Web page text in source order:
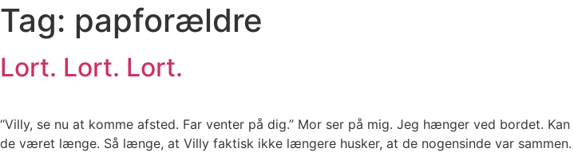
Tag: papforældre
Lort. Lort. Lort.
“Villy, se nu at komme afsted. Far venter på dig.” Mor ser på mig. Jeg hænger ved bordet.
de været længe. Så længe, at Villy faktisk ikke længere husker, at de nogensinde var